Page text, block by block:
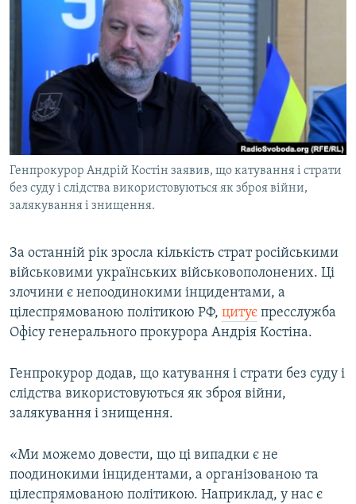
КИТАЙ.ВИКЛИКИ
МУЛЬТИМЕДІА
СПЕЦПРОЄКТИ
ПОДКАСТИ
КРИМ РЕАЛІЇ
РУС
КТАТ
Усі сайти RFE/RL
Генпрокурор Андрій Костін заявив, що катування і страти
без суду і слідства використовуються як зброя війни,
залякування і знищення.
За останній рік зросла кількість страт російськими
військовими українських військовополонених. Ці
злочини є непоодинокими інцидентами, а
цілеспрямованою політикою РФ, цитує пресслужба
Офісу генерального прокурора Андрія Костіна.
Генпрокурор додав, що катування і страти без суду і
слідства використовуються як зброя війни,
залякування і знищення.
«Ми можемо довести, що ці випадки є не
поодинокими інцидентами, а організованою та
цілеспрямованою політикою. Наприклад, у нас є